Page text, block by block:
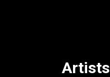
Artists